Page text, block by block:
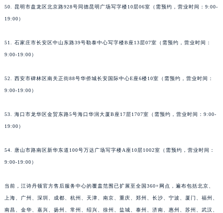
50. 昆明市盘龙区北京路928号同德昆明广场写字楼10层06室（需预约，营业时间：9:00-
19:00）
51. 石家庄市长安区中山东路39号勒泰中心写字楼B座13层07室（需预约，营业时间：
9:00-19:00）
52. 西安市碑林区南关正街88号华侨城长安国际中心E座6楼10室（需预约，营业时间：
9:00-19:00）
53. 海口市龙华区金贸东路5号海口华润大厦B座17层1707室（需预约，营业时间：9:00-
19:00）
54. 唐山市路南区新华东道100号万达广场写字楼A座10层1002室（需预约，营业时间：
9:00-19:00）
当前，江诗丹顿官方售后服务中心的覆盖范围已扩展至全国360+网点，遍布包括北京、
上海、广州、深圳、成都、杭州、天津、南京、重庆、郑州、长沙、宁波、厦门、福州、
南昌、金华、嘉兴、扬州、常州、绍兴、徐州、盐城、泰州、济南、惠州、苏州、武汉、